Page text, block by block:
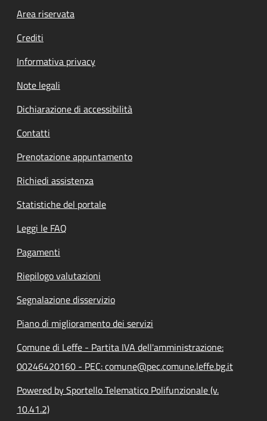
Footer menu
Area riservata
Crediti
Informativa privacy
Note legali
Dichiarazione di accessibilità
Contatti
Prenotazione appuntamento
Richiedi assistenza
Statistiche del portale
Leggi le FAQ
Pagamenti
Riepilogo valutazioni
Segnalazione disservizio
Piano di miglioramento dei servizi
Comune di Leffe - Partita IVA dell'amministrazione:
00246420160 - PEC: comune@pec.comune.leffe.bg.it
Powered by Sportello Telematico Polifunzionale (v.
10.41.2)